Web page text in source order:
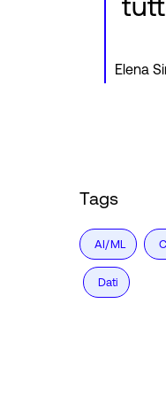
Elena
Tags
AI/ML
Dati